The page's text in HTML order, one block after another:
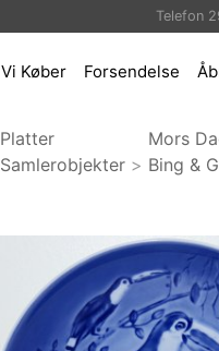
Telefon
Vi Køber Forsendelse
Platter
Samlerobjekter >
Mors
Bing &